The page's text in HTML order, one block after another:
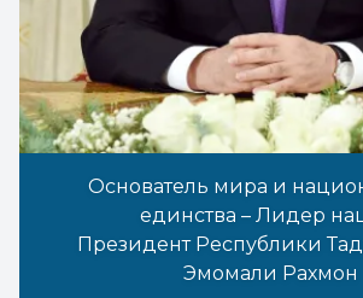
Основатель мира и
единства – Лидер
Президент Республики
Эмомали Рахмон